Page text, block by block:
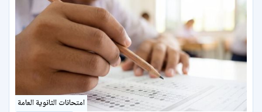
امتحانات الثانوية العامة